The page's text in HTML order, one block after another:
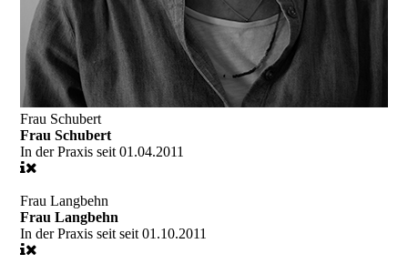
Frau Schubert
Frau Schubert
In der Praxis seit01.04.2011
Frau Langbehn
Frau Langbehn
In der Praxis seitseit 01.10.2011